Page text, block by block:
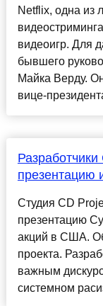
Netflix, одна из
видеоигр. Для
бывшего
Майка Верду.
вице-
презентацию
Студия CD
презентацию
акций в США.
проекта.
важным
системном